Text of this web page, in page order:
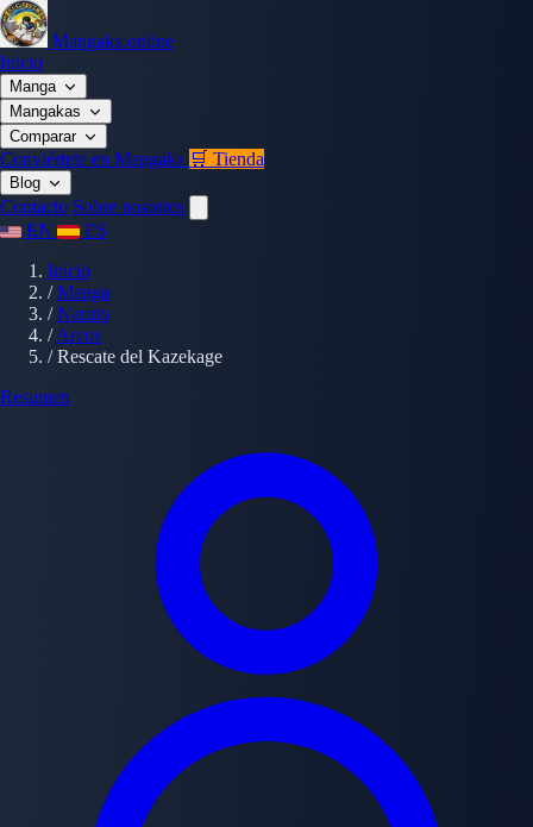
Mangaka.online
Inicio
Manga
Mangakas
Comparar
Conviértete en Mangaka 🛒 Tienda
Blog
Contacto Sobre nosotros
EN
ES
Inicio
/ Manga
/ Naruto
/ Arcos
/ Rescate del Kazekage
Resumen